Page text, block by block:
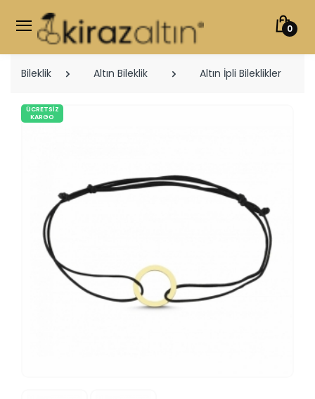
0
Bileklik Altın Bileklik Altın İpli Bileklikler
ÜCRETSIZ
KARGO